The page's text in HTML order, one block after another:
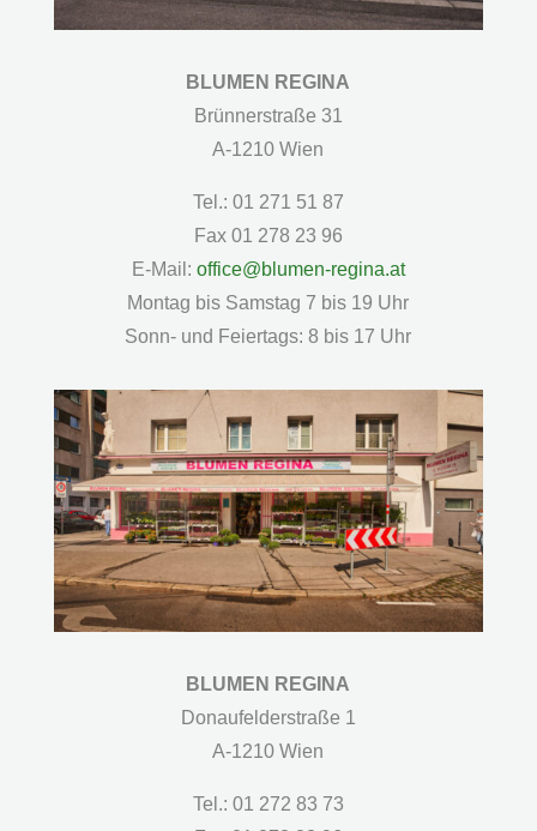
BLUMEN REGINA
Brünnerstraße 31
A-1210 Wien
Tel.: 01 271 51 87
Fax 01 278 23 96
E-Mail: office@blumen-regina.at
Montag bis Samstag 7 bis 19 Uhr
Sonn- und Feiertags: 8 bis 17 Uhr
BLUMEN REGINA
Donaufelderstraße 1
A-1210 Wien
Tel.: 01 272 83 73